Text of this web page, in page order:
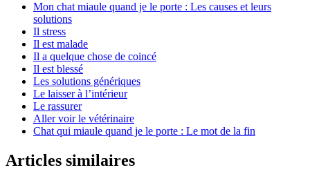
Mon chat miaule quand je le porte : Les causes et leurs
solutions
Il stress
Il est malade
Il a quelque chose de coincé
Il est blessé
Les solutions génériques
Le laisser à l’intérieur
Le rassurer
Aller voir le vétérinaire
Chat qui miaule quand je le porte : Le mot de la fin
Articles similaires